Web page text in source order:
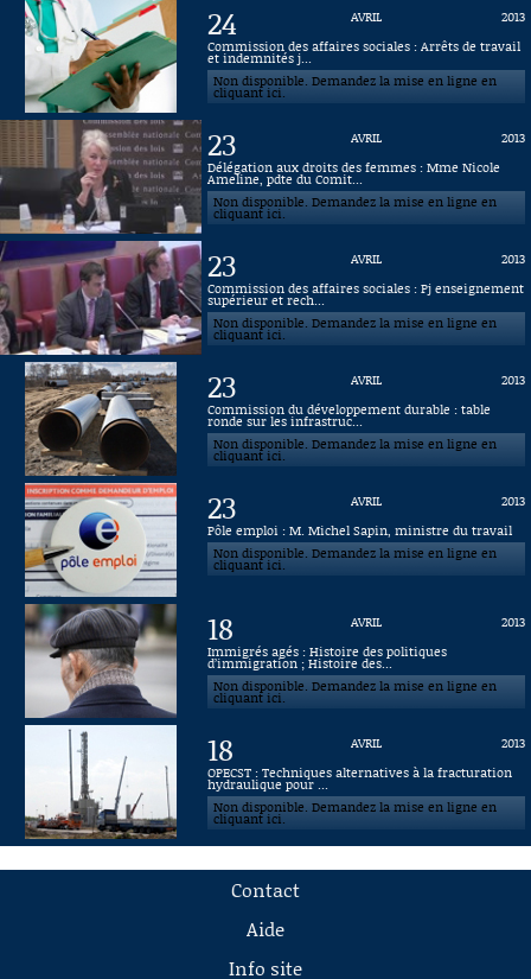
24 AVRIL
2013
Commission des affaires sociales : Arrêts de travail
et indemnités j...
Non disponible. Demandez la mise en ligne en
cliquant ici.
23 AVRIL
2013
Délégation aux droits des femmes : Mme Nicole
Ameline, pdte du Comit...
Non disponible. Demandez la mise en ligne en
cliquant ici.
23 AVRIL
2013
Commission des affaires sociales : Pj enseignement
supérieur et rech...
Non disponible. Demandez la mise en ligne en
cliquant ici.
23 AVRIL
2013
Commission du développement durable : table
ronde sur les infrastruc...
Non disponible. Demandez la mise en ligne en
cliquant ici.
23 AVRIL
2013
Pôle emploi : M. Michel Sapin, ministre du travail
Non disponible. Demandez la mise en ligne en
cliquant ici.
18 AVRIL
2013
Immigrés agés : Histoire des politiques
d’immigration ; Histoire des...
Non disponible. Demandez la mise en ligne en
cliquant ici.
18 AVRIL
2013
OPECST : Techniques alternatives à la fracturation
hydraulique pour ...
Non disponible. Demandez la mise en ligne en
cliquant ici.
Contact
Aide
Info site